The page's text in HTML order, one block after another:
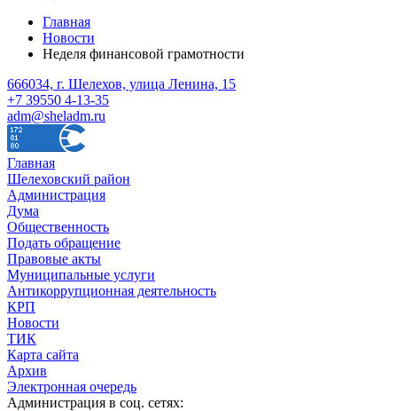
Главная
Новости
Неделя финансовой грамотности
666034, г. Шелехов, улица Ленина, 15
+7 39550 4-13-35
adm@sheladm.ru
Главная
Шелеховский район
Администрация
Дума
Общественность
Подать обращение
Правовые акты
Муниципальные услуги
Антикоррупционная деятельность
КРП
Новости
ТИК
Карта сайта
Архив
Электронная очередь
Администрация в соц. сетях: